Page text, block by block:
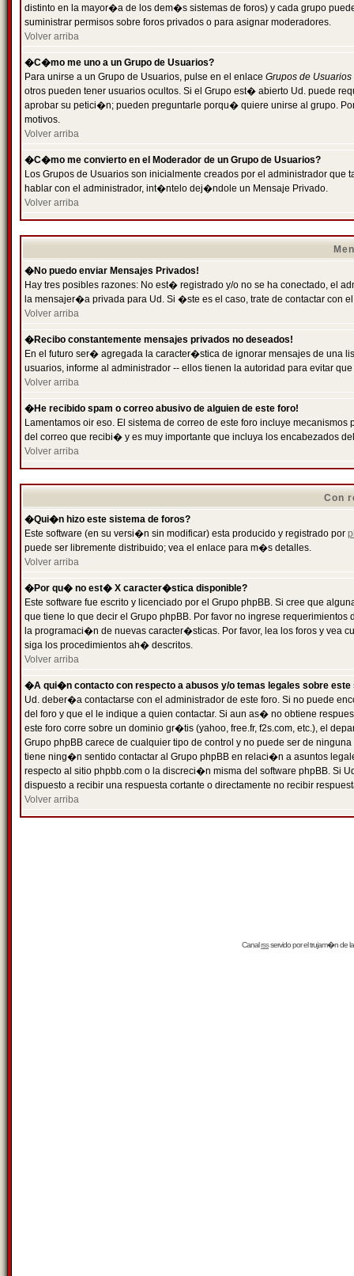
distinto en la mayor�a de los dem�s sistemas de foros) y cada grupo
suministrar permisos sobre foros privados o para asignar moderadores.
Volver arriba
�C�mo me uno a un Grupo de Usuarios?
Para unirse a un Grupo de Usuarios, pulse en el enlace Grupos de Usuarios
otros pueden tener usuarios ocultos. Si el Grupo est� abierto Ud. puede
aprobar su petici�n; pueden preguntarle porqu� quiere unirse al grupo.
motivos.
Volver arriba
�C�mo me convierto en el Moderador de un Grupo de Usuarios?
Los Grupos de Usuarios son inicialmente creados por el administrador
hablar con el administrador, int�ntelo dej�ndole un Mensaje Privado.
Volver arriba
�No puedo enviar Mensajes Privados!
Hay tres posibles razones: No est� registrado y/o no se ha conectado, el
la mensajer�a privada para Ud. Si �ste es el caso, trate de contactar con
Volver arriba
�Recibo constantemente mensajes privados no deseados!
En el futuro ser� agregada la caracter�stica de ignorar mensajes de una
usuarios, informe al administrador -- ellos tienen la autoridad para evitar
Volver arriba
�He recibido spam o correo abusivo de alguien de este foro!
Lamentamos oir eso. El sistema de correo de este foro incluye
del correo que recibi� y es muy importante que incluya los encabezados
Volver arriba
Con
�Qui�n hizo este sistema de foros?
Este software (en su versi�n sin modificar) esta producido y registrado por
puede ser libremente distribuido; vea el enlace para m�s detalles.
Volver arriba
�Por qu� no est� X caracter�stica disponible?
Este software fue escrito y licenciado por el Grupo phpBB. Si cree que
que tiene lo que decir el Grupo phpBB. Por favor no ingrese
la programaci�n de nuevas caracter�sticas. Por favor, lea los foros y vea
siga los procedimientos ah� descritos.
Volver arriba
�A qui�n contacto con respecto a abusos y/o temas legales sobre este
Ud. deber�a contactarse con el administrador de este foro. Si no puede
del foro y que el le indique a quien contactar. Si aun as� no obtiene
este foro corre sobre un dominio gr�tis (yahoo, free.fr, f2s.com, etc.), el
Grupo phpBB carece de cualquier tipo de control y no puede ser de
tiene ning�n sentido contactar al Grupo phpBB en relaci�n a asuntos
respecto al sitio phpbb.com o la discreci�n misma del software phpBB. Si
dispuesto a recibir una respuesta cortante o directamente no recibir
Volver arriba
Canalrssservido por eltrujam�nde